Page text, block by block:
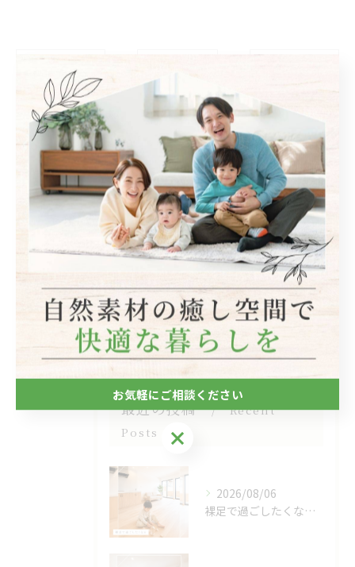
< 前のページ
カテゴリー Categories
全てのカテゴリー
自然素材
フローリング
キッチン
木造
最近の投稿
Recent
Posts
2026/08/06
裸足で過ごしたくなる、木のぬくもりを感じる床🌿
お気軽にご相談ください
お気軽にご相談ください